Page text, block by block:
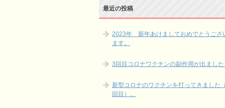
最近の投稿
2023年 新年あけましておめでとうござ
ます。
3回目コロナワクチンの副作用が出まし
新型コロナのワクチンを打ってきました
回目）。